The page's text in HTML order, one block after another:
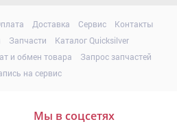
Доставка Сервис
Контакты
Запчасти
Каталог Quicksilver
и обмен товара
Запрос запчастей
на сервис
Мы в соцсетях